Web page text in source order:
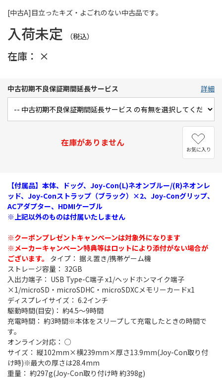
[中古A]目立ったキズ・よごれのない中古品です。
入荷未定 （税込）
在庫： ×
中古初期不良保証期間延長サービス 詳細
在庫がありません
お気に入り
【付属品】本体、ドッグ、Joy-Con(L)ネオンブルー/(R)ネオンレ
ッド、Joy-Conストラップ（ブラック）×2、Joy-Conグリップ、
ACアダプター、HDMIケーブル
※上記以外のものは付属いたしません
※クーポンプレゼントキャンペーンは対象外になります
※メーカーキャンペーン特典等はロットにより添付がない場合が
ございます。
タイプ： 据え置き/携帯ゲーム機
ストレージ容量： 32GB
入出力端子： USB Type-C端子 x1/ヘッドホンマイク端子
×1/microSD・microSDHC・microSDXCメモリーカードx1
ディスプレイサイズ： 6.2インチ
駆動時間(目安)： 約4.5～9時間
充電時間： 約3時間※本体をスリープして充電したときの時間で
す。
オンライン対応： ○
サイズ： 縦102mm×横239mm×厚さ13.9mm(Joy-Con取り付
け時)※最大の厚さは28.4mm
重量： 約297g(Joy-Con取り付け時 約398g)